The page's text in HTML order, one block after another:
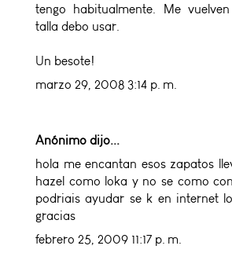
tengo habitualmente. Me
talla debo usar.
Un besote!
marzo 29, 2008 3:14 p. m.
Anónimo dijo...
hola me encantan esos zapatos
hazel como loka y no se como
podriais ayudar se k en internet
gracias
febrero 25, 2009 11:17 p. m.